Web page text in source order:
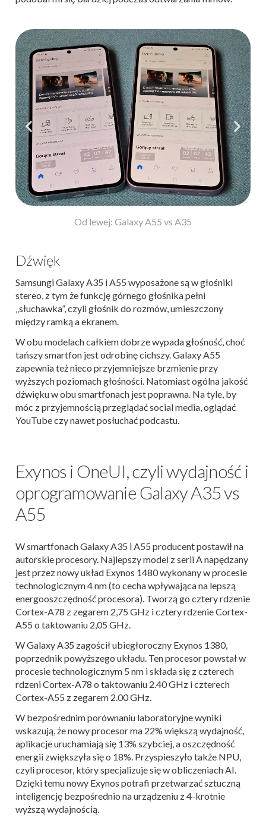
Od lewej: Galaxy A55 vs A35
Dźwięk
Samsungi Galaxy A35 i A55 wyposażone są w głośniki
stereo, z tym że funkcję górnego głośnika pełni
„słuchawka”, czyli głośnik do rozmów, umieszczony
między ramką a ekranem.
W obu modelach całkiem dobrze wypada głośność, choć
tańszy smartfon jest odrobinę cichszy. Galaxy A55
zapewnia też nieco przyjemniejsze brzmienie przy
wyższych poziomach głośności. Natomiast ogólna jakość
dźwięku w obu smartfonach jest poprawna. Na tyle, by
móc z przyjemnością przeglądać social media, oglądać
YouTube czy nawet posłuchać podcastu.
Exynos i OneUI, czyli wydajność i
oprogramowanie Galaxy A35 vs
A55
W smartfonach Galaxy A35 i A55 producent postawił na
autorskie procesory. Najlepszy model z serii A napędzany
jest przez nowy układ Exynos 1480 wykonany w procesie
technologicznym 4 nm (to cecha wpływająca na lepszą
energooszczędność procesora). Tworzą go cztery rdzenie
Cortex-A78 z zegarem 2,75 GHz i cztery rdzenie Cortex-
A55 o taktowaniu 2,05 GHz.
W Galaxy A35 zagościł ubiegłoroczny Exynos 1380,
poprzednik powyższego układu. Ten procesor powstał w
procesie technologicznym 5 nm i składa się z czterech
rdzeni Cortex-A78 o taktowaniu 2.40 GHz i czterech
Cortex-A55 z zegarem 2.00 GHz.
W bezpośrednim porównaniu laboratoryjne wyniki
wskazują, że nowy procesor ma 22% większą wydajność,
aplikacje uruchamiają się 13% szybciej, a oszczędność
energii zwiększyła się o 18%. Przyspieszyło także NPU,
czyli procesor, który specjalizuje się w obliczeniach AI.
Dzięki temu nowy Exynos potrafi przetwarzać sztuczną
inteligencję bezpośrednio na urządzeniu z 4-krotnie
wyższą wydajnością.